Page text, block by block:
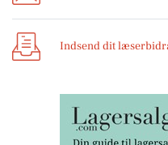
Indsend dit